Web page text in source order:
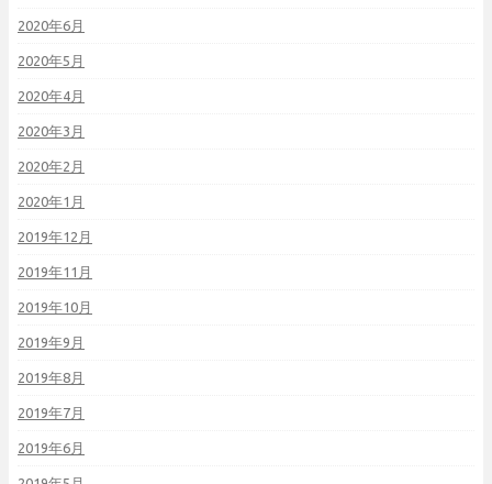
2020年6月
2020年5月
2020年4月
2020年3月
2020年2月
2020年1月
2019年12月
2019年11月
2019年10月
2019年9月
2019年8月
2019年7月
2019年6月